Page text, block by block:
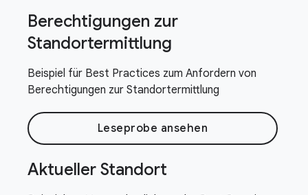
Berechtigungen zur
Standortermittlung
Beispiel für Best Practices zum Anfordern von
Berechtigungen zur Standortermittlung
Leseprobe ansehen
Aktueller Standort